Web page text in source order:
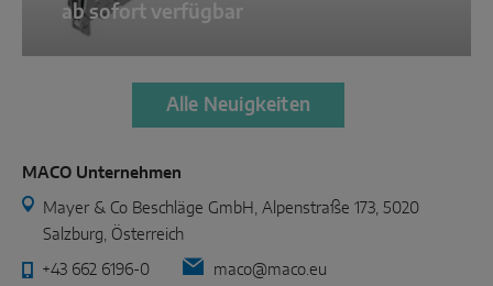
ab sofort verfügbar
Alle Neuigkeiten
MACO Unternehmen
Mayer & Co Beschläge GmbH, Alpenstraße 173, 5020
Salzburg, Österreich
+43 662 6196-0
maco@maco.eu